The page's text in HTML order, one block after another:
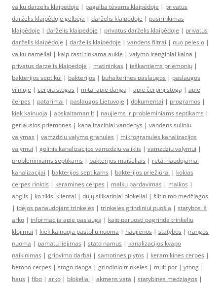
vaiku darzelis klaipedoje | pagalba tėvams klaipėdoje | privatus
darželis klaipėdoje gelbėja | darželis klaipėdoje | pasirinkimas
klaipėdoje | darželis klaipėdoje | privatus darželis klaipėdoje | privatus
darželis klaipėdoje | darželis klaipėdoje | vandens filtrai | nuo pelesio |
vaiku nameliai | kaip rasti tinkama aukle | valymo irenginiai kaina |
privatus darzelis klaipedoje | matininkas | ieškantiems priemonių |
bakterijos septikui | bakterijos | buhalterines paslaugos | paslaugos
vilniuje | cerpiu stogas | mitai apie dangą | apie čerpinį stogą | apie
čerpes | patarimai | paslaugos Lietuvoje | dokumentai | programos |
kiek kainuoja | apskaitaman.lt | naujiems ir probleminiams septikams |
geriausios priemones | kanalizaciniai vandenys | vandens suliniu
valymas | vamzdziu valymo granules | mikrogranules kanalizacijos
valymui | gelinis kanalizacijos vamzdziu valiklis | vamzdziu valymui |
probleminiams septikams | bakterijos maišeliais | retai naudojamai
kanalizacijai | bakterijos septikams | bakterijos priežiūrai | kokias
cerpes rinktis | keramines cerpes | malkų pardavimas | malkos |
anglis | ko tikisi klientai | dujų silikatiniai blokeliai | šiltinimo medžiagos
| idėjos panaudojant trinkeles | trinkelės grindiniui puošia | statybos iš
arko | informacija apie paslaugą | kaip paruosti pagrinda trinkeliu
klojimui | kiek kainuoja pastoliu nuoma | naujienos | statybos | įrangos
nuoma | pamatu liejimas | stato namus | kanalizacijos kvapo
naikinimas | griovimo darbai | samotines plytos | keramikines cerpes |
betono cerpes | stogo danga | grindinio trinkeles | multipor | ytong |
haus | fibo | arko | blokeliai | akmens vata | statybines medziagos |